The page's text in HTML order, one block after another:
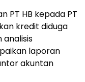
PT HB kepada PT
kredit diduga
analisis
laporan
akuntan